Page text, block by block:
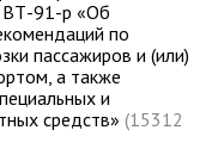
ВТ-91-р «Об
по
пассажиров и (или)
а также
и
средств» (15312